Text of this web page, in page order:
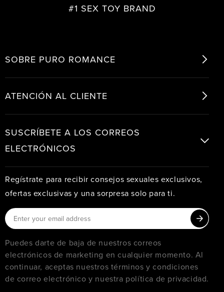
#1 SEX TOY BRAND
SOBRE PURO ROMANCE
ATENCIÓN AL CLIENTE
SUSCRÍBETE A LOS CORREOS
ELECTRÓNICOS
Regístrate para recibir consejos sexuales exclusivos,
ofertas exclusivas y una sorpresa solo para ti.
Puedes darte de baja de nuestros correos
electrónicos de marketing en cualquier momento. Al
continuar, aceptas nuestros términos y condiciones
de correo electrónico y nuestra política de privacidad.